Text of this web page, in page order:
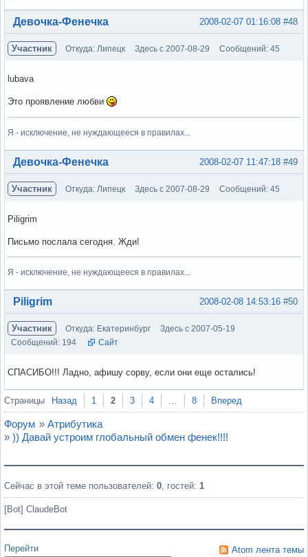
Вне форума #48
2008-02-07 01:16:08
Девочка-Фенечка
Участник Откуда: Липецк Здесь с 2007-08-29 Сообщений: 45
lubava
Это проявление любви
Я - исключение, не нуждающееся в правилах...
Вне форума #49
2008-02-07 11:47:18
Девочка-Фенечка
Участник Откуда: Липецк Здесь с 2007-08-29 Сообщений: 45
Piligrim
Письмо послала сегодня. Жди!
Я - исключение, не нуждающееся в правилах...
Вне форума #50
2008-02-08 14:53:16
Piligrim
Участник Откуда: Екатеринбург
Здесь с 2007-05-19
Сообщений: 194
Сайт
СПАСИБО!!! Ладно, афишу сорву, если они еще остались!
Вне форума
Страницы Назад 1 2 3 4 … 8 Вперед
Форум » Атрибутика
» )) Давай устроим глобальный обмен фенек!!!!
Сейчас в этой теме пользователей: 0, гостей: 1
[Bot] ClaudeBot
Перейти Atom лента темы